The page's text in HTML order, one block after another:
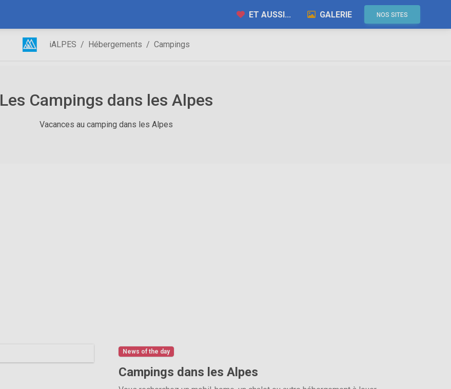
ET AUSSI... GALERIE NOS SITES
iALPES Hébergements Campings
Les Campings dans les Alpes
Vacances au camping dans les Alpes
News of the day
Campings dans les Alpes